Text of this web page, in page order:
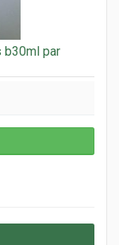
b30ml par